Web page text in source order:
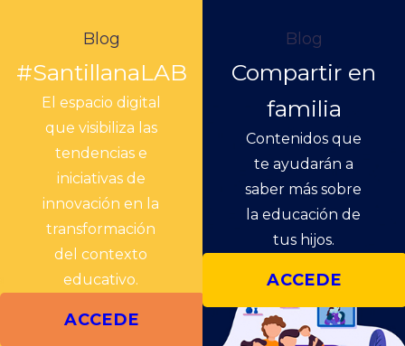
Blog
#SantillanaLAB
El espacio digital
que visibiliza las
tendencias e
iniciativas de
innovación en la
transformación
del contexto
educativo.
ACCEDE
Blog
Compartir en
familia
Contenidos que
te ayudarán a
saber más sobre
la educación de
tus hijos.
ACCEDE